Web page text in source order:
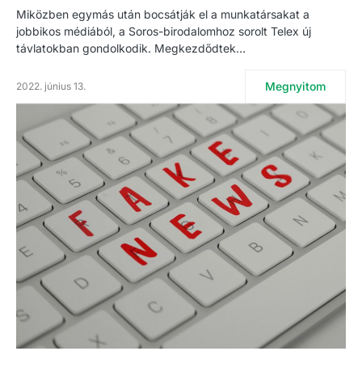
Miközben egymás után bocsátják el a munkatársakat a
jobbikos médiából, a Soros-birodalomhoz sorolt Telex új
távlatokban gondolkodik. Megkezdődtek…
2022. június 13. Megnyitom